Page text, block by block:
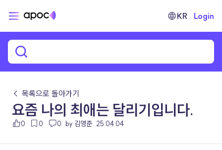
KR Login
← 목록으로 돌아가기
요즘 나의 최애는 달리기입니다.
0 0 0 by 김영준 25.04.04